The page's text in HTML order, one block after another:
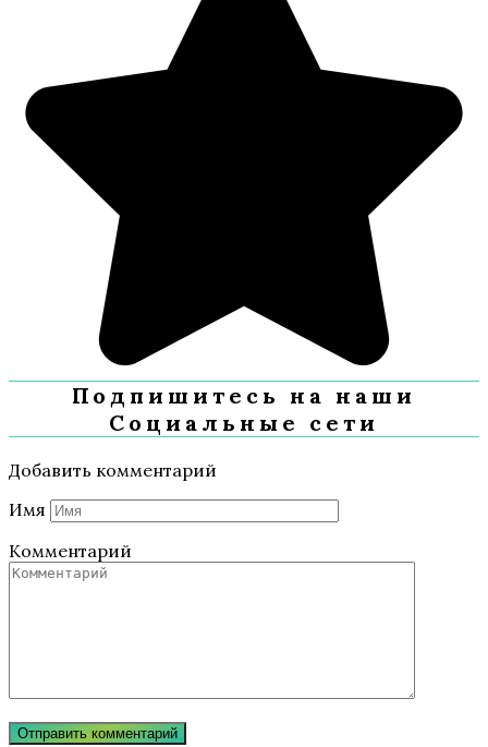
Подпишитесь на наши
Социальные сети
Добавить комментарий
Имя
Комментарий